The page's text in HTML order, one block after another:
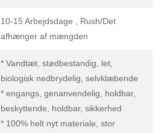
10-15 Arbejdsdage , Rush/Det
afhænger af mængden
* Vandtæt, stødbestandig, let,
biologisk nedbrydelig, selvklæbende
* engangs, genanvendelig, holdbar,
beskyttende, holdbar, sikkerhed
* 100% helt nyt materiale, stor